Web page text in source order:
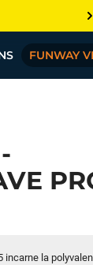
FUNWAY
incarne la